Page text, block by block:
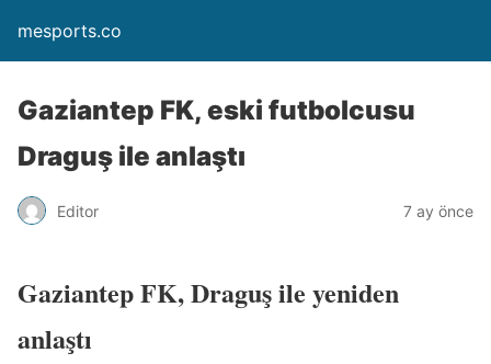
mesports.co
Gaziantep FK, eski futbolcusu
Draguş ile anlaştı
Editor 7 ay önce
Gaziantep FK, Draguş ile yeniden
anlaştı